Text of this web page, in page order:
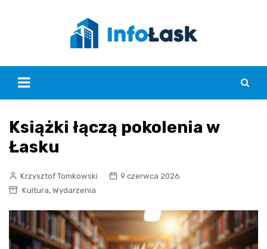
Książki łączą pokolenia w
Łasku
Krzysztof Tomkowski
9 czerwca 2026
Kultura, Wydarzenia